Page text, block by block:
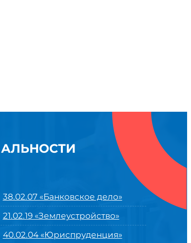
38.02.07 «Банковское дело»
21.02.19 «Землеустройство»
40.02.04 «Юриспруденция»